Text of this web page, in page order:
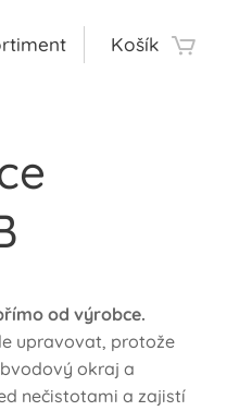
Košík
od výrobce.
upravovat, protože
okraj a
nečistotami a zajistí